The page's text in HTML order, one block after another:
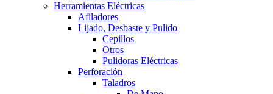
Herramientas Eléctricas
Afiladores
Lijado, Desbaste y Pulido
Cepillos
Otros
Pulidoras Eléctricas
Perforación
Taladros